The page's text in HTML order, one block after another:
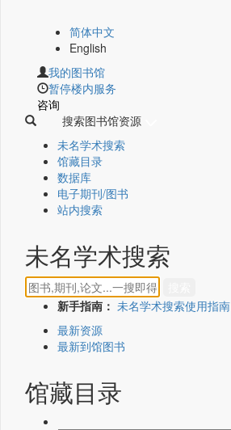
简体中文
English
我的图书馆
暂停楼内服务
咨询
搜索图书馆资源
未名学术搜索
馆藏目录
数据库
电子期刊/图书
站内搜索
未名学术搜索
新手指南： 未名学术搜索使用指南
最新资源
最新到馆图书
馆藏目录